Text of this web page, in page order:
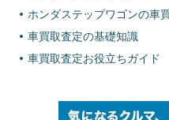
ホンダステップワゴンの車
車買取査定の基礎知識
車買取査定お役立ちガイド